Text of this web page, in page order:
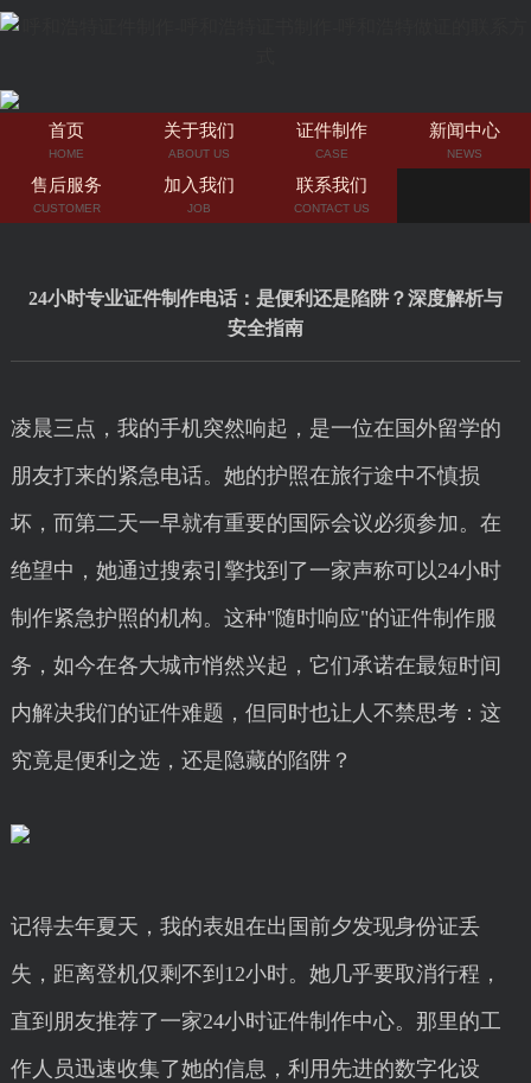
首页
HOME
关于我们
ABOUT US
证件制作
CASE
新闻中心
NEWS
售后服务
CUSTOMER
加入我们
JOB
联系我们
CONTACT US
24小时专业证件制作电话：是便利还是陷阱？深度解析与
安全指南
凌晨三点，我的手机突然响起，是一位在国外留学的
朋友打来的紧急电话。她的护照在旅行途中不慎损
坏，而第二天一早就有重要的国际会议必须参加。在
绝望中，她通过搜索引擎找到了一家声称可以24小时
制作紧急护照的机构。这种"随时响应"的证件制作服
务，如今在各大城市悄然兴起，它们承诺在最短时间
内解决我们的证件难题，但同时也让人不禁思考：这
究竟是便利之选，还是隐藏的陷阱？
记得去年夏天，我的表姐在出国前夕发现身份证丢
失，距离登机仅剩不到12小时。她几乎要取消行程，
直到朋友推荐了一家24小时证件制作中心。那里的工
作人员迅速收集了她的信息，利用先进的数字化设